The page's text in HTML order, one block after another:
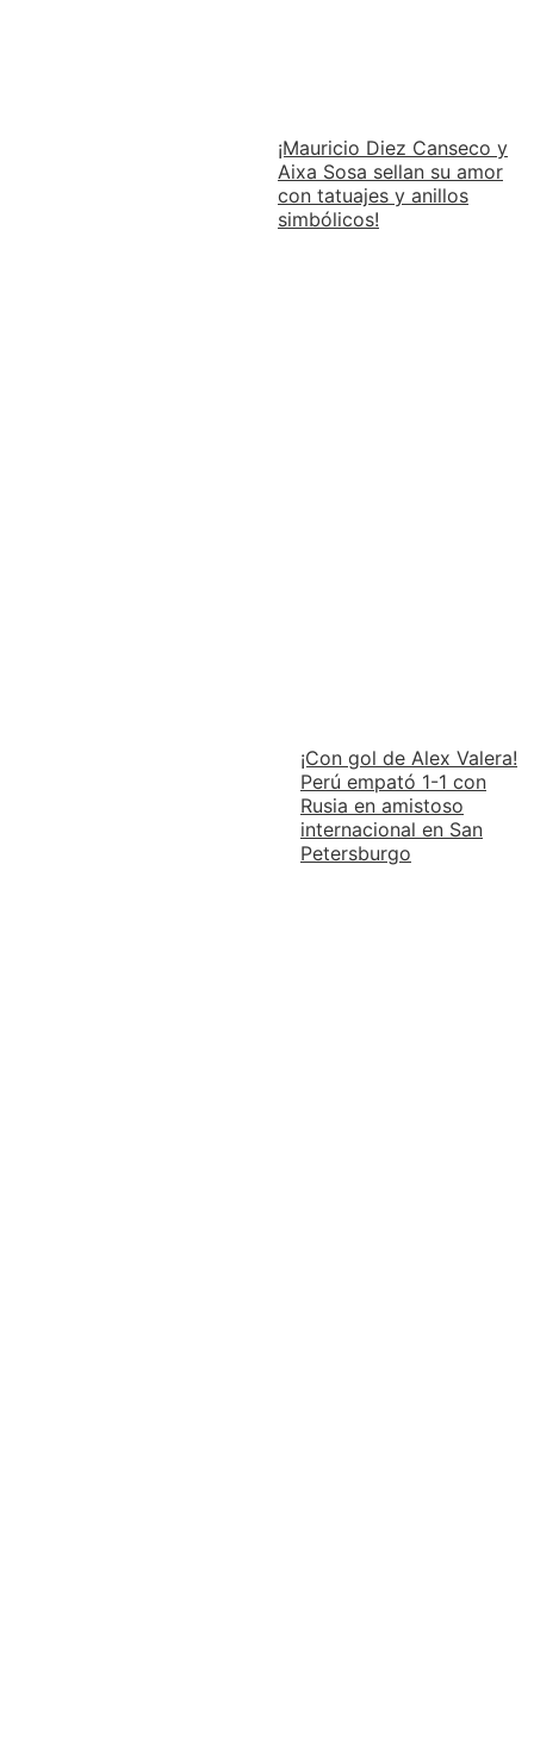
¡Mauricio Diez Canseco y
Aixa Sosa sellan su amor
con tatuajes y anillos
simbólicos!
¡Con gol de Alex Valera!
Perú empató 1-1 con
Rusia en amistoso
internacional en San
Petersburgo